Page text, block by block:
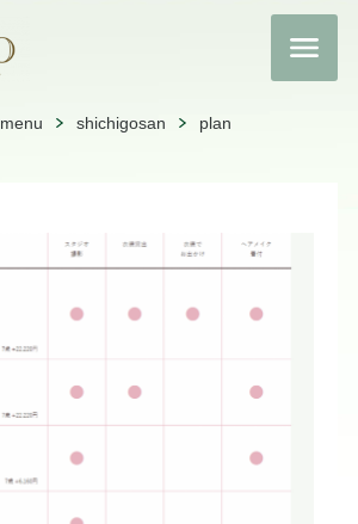
menu shichigosan plan